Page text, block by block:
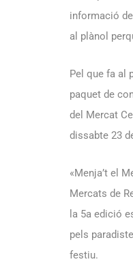
informació
al plànol
Pel que fa al
paquet de
del Mercat
dissabte 23
«Menja’t el
Mercats de
la 5a edició
pels
festiu.